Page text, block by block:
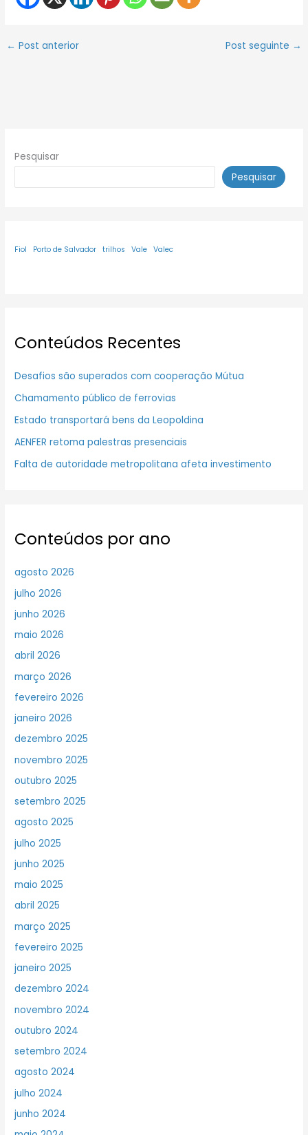
← Post anterior Post seguinte →
Pesquisar
Pesquisar
Fiol Porto de Salvador trilhos Vale Valec
Conteúdos Recentes
Desafios são superados com cooperação Mútua
Chamamento público de ferrovias
Estado transportará bens da Leopoldina
AENFER retoma palestras presenciais
Falta de autoridade metropolitana afeta investimento
Conteúdos por ano
agosto 2026
julho 2026
junho 2026
maio 2026
abril 2026
março 2026
fevereiro 2026
janeiro 2026
dezembro 2025
novembro 2025
outubro 2025
setembro 2025
agosto 2025
julho 2025
junho 2025
maio 2025
abril 2025
março 2025
fevereiro 2025
janeiro 2025
dezembro 2024
novembro 2024
outubro 2024
setembro 2024
agosto 2024
julho 2024
junho 2024